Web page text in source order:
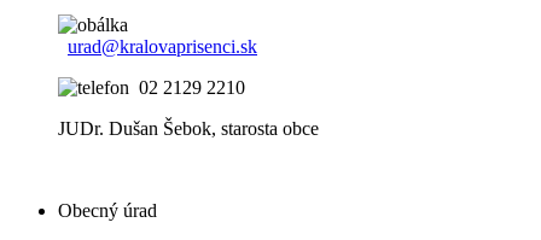
urad@kralovaprisenci.sk
02 2129 2210
JUDr. Dušan Šebok, starosta obce
Obecný úrad